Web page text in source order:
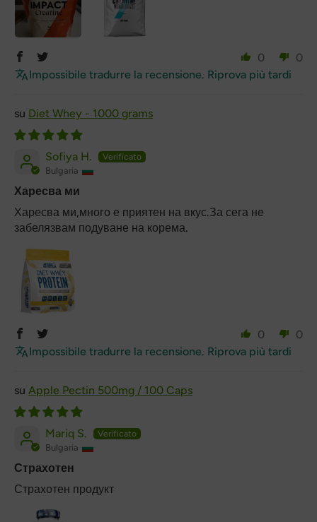
0
0
Impossibile tradurre la recensione. Riprova più tardi
Diet Whey - 1000 grams
Sofiya H.
Bulgaria
Харесва ми
Харесва ми,много е приятен на вкус.За сега не
забелязвам подуване на корема.
0
0
Impossibile tradurre la recensione. Riprova più tardi
Apple Pectin 500mg / 100 Caps
Mariq S.
Bulgaria
Страхотен
Страхотен продукт